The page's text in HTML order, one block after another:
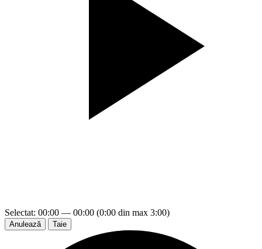
Selectat: 00:00 — 00:00 (0:00 din max 3:00)
Anulează Taie